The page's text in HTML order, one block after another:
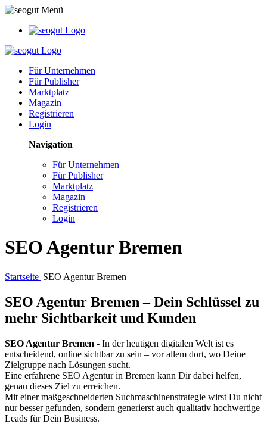
Für Unternehmen
Für Publisher
Marktplatz
Magazin
Registrieren
Login
Navigation
Für Unternehmen
Für Publisher
Marktplatz
Magazin
Registrieren
Login
SEO Agentur Bremen
Startseite |SEO Agentur Bremen
SEO Agentur Bremen – Dein Schlüssel zu
mehr Sichtbarkeit und Kunden
SEO Agentur Bremen - In der heutigen digitalen Welt ist es
entscheidend, online sichtbar zu sein – vor allem dort, wo Deine
Zielgruppe nach Lösungen sucht.
Eine erfahrene SEO Agentur in Bremen kann Dir dabei helfen,
genau dieses Ziel zu erreichen.
Mit einer maßgeschneiderten Suchmaschinenstrategie wirst Du nicht
nur besser gefunden, sondern generierst auch qualitativ hochwertige
Leads für Dein Business.